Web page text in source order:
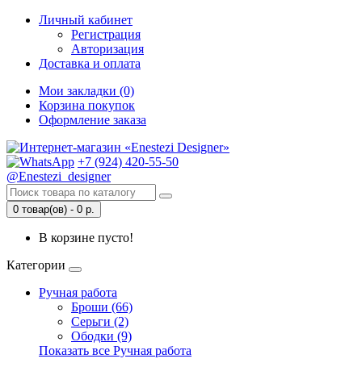
Личный кабинет
Регистрация
Авторизация
Доставка и оплата
Мои закладки (0)
Корзина покупок
Оформление заказа
+7 (924) 420-55-50
@Enestezi_designer
0 товар(ов) - 0 р.
В корзине пусто!
Категории
Ручная работа
Броши (66)
Серьги (2)
Ободки (9)
Показать все Ручная работа